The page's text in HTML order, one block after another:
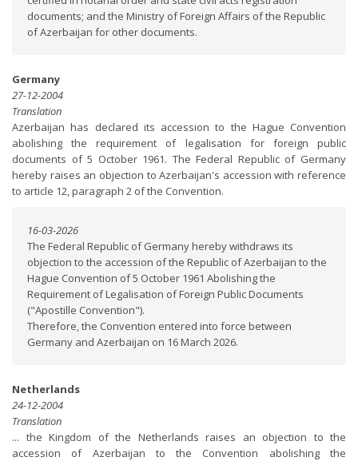
documents; and the Ministry of Foreign Affairs of the Republic
of Azerbaijan for other documents.
Germany
27-12-2004
Translation
Azerbaijan has declared its accession to the Hague Convention
abolishing the requirement of legalisation for foreign public
documents of 5 October 1961. The Federal Republic of Germany
hereby raises an objection to Azerbaijan's accession with reference
to article 12, paragraph 2 of the Convention.
16-03-2026
The Federal Republic of Germany hereby withdraws its
objection to the accession of the Republic of Azerbaijan to the
Hague Convention of 5 October 1961 Abolishing the
Requirement of Legalisation of Foreign Public Documents
("Apostille Convention").
Therefore, the Convention entered into force between
Germany and Azerbaijan on 16 March 2026.
Netherlands
24-12-2004
Translation
... the Kingdom of the Netherlands raises an objection to the
accession of Azerbaijan to the Convention abolishing the